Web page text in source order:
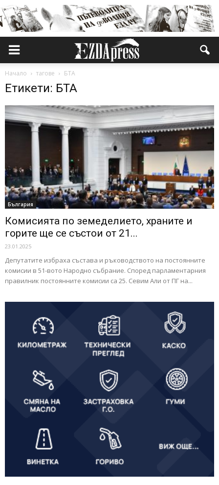
Начало тагове БТА
Етикети: БТА
България
Комисията по земеделието, храните и
горите ще се състои от 21...
23.01.2025
Депутатите избраха състава и ръководството на постоянните
комисии в 51-вото Народно събрание. Според парламентарния
правилник постоянните комисии са 25. Севим Али от ПГ на...